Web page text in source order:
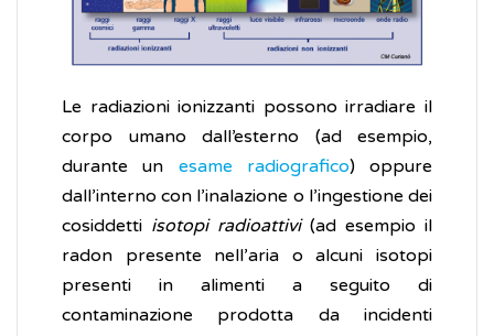
Le radiazioni ionizzanti possono irradiare il
corpo umano dall’esterno (ad esempio,
durante un esame radiografico) oppure
dall’interno con l’inalazione o l’ingestione dei
cosiddetti isotopi radioattivi(ad esempio il
radon presente nell’aria o alcuni isotopi
presenti in alimenti a seguito di
contaminazione prodotta da incidenti